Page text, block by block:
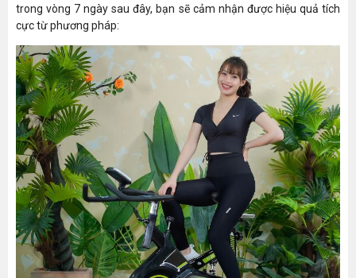
trong vòng 7 ngày sau đây, bạn sẽ cảm nhận được hiệu quả tích
cực từ phương pháp: